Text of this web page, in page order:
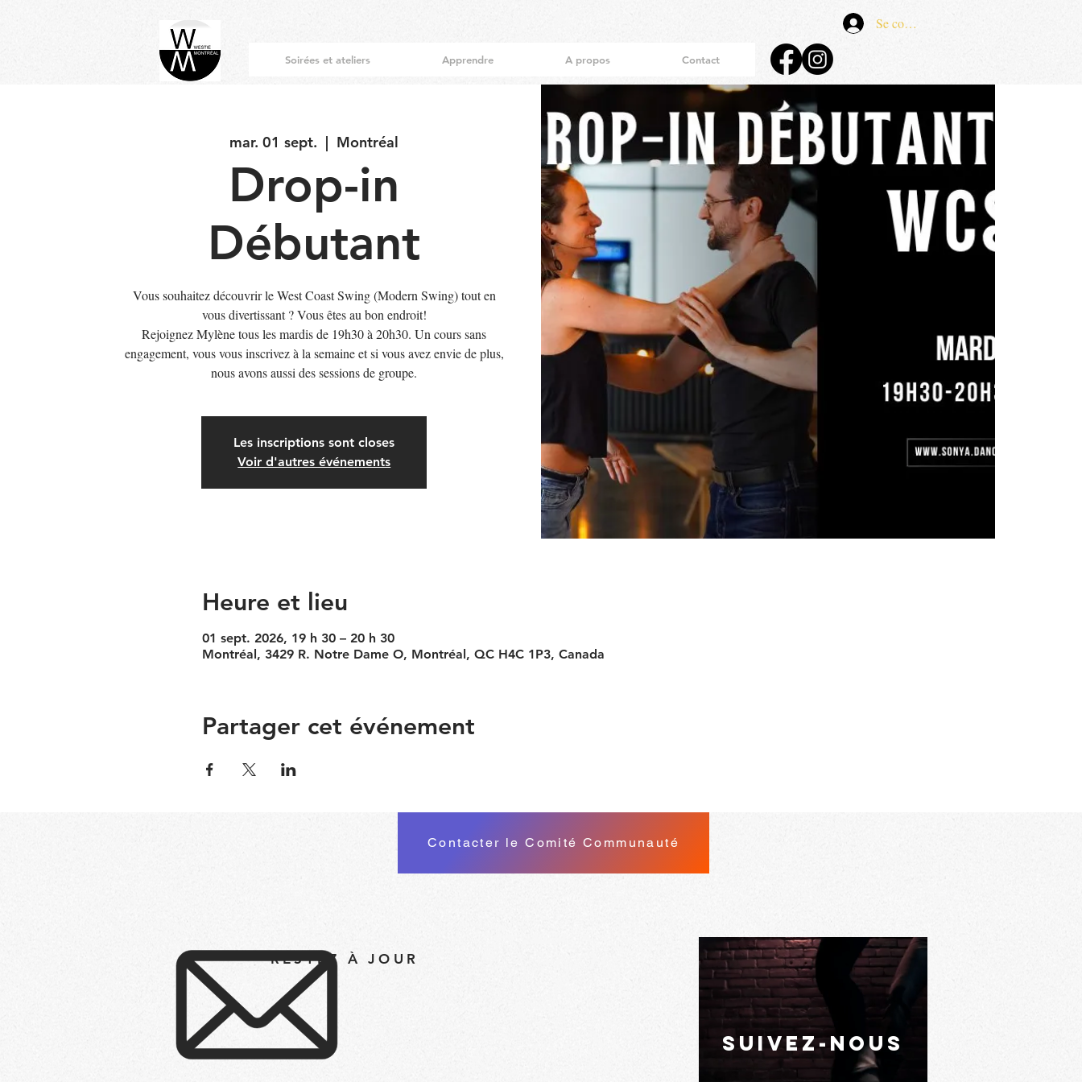
Se connecter
Soirées et ateliers Apprendre A propos Contact
mar. 01 sept.
  |
Montréal
Drop-in
Débutant
Vous souhaitez découvrir le West Coast Swing (Modern Swing) tout en
vous divertissant ? Vous êtes au bon endroit!
Rejoignez Mylène tous les mardis de 19h30 à 20h30. Un cours sans
engagement, vous vous inscrivez à la semaine et si vous avez envie de plus,
nous avons aussi des sessions de groupe.
Les inscriptions sont closes
Voir d'autres événements
Heure et lieu
01 sept. 2026, 19 h 30 – 20 h 30
Montréal, 3429 R. Notre Dame O, Montréal, QC H4C 1P3, Canada
Partager cet événement
Contacter le Comité Communauté
RESTEZ À JOUR
suivez-nous